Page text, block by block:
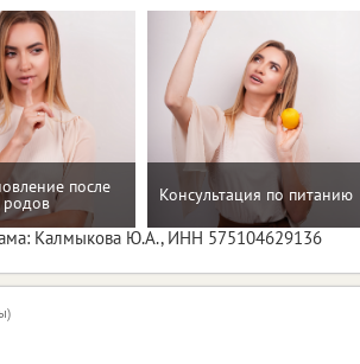
после
родов Консультация по питанию
Калмыкова Ю.А., ИНН 575104629136